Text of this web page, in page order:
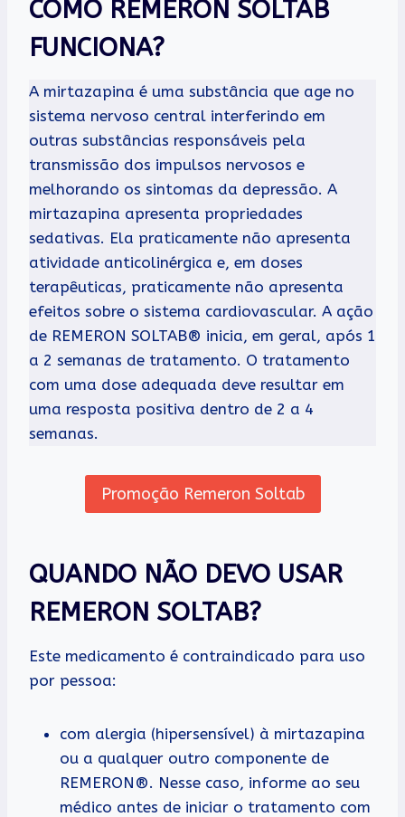
COMO REMERON SOLTAB
FUNCIONA?
A mirtazapina é uma substância que age no
sistema nervoso central interferindo em
outras substâncias responsáveis pela
transmissão dos impulsos nervosos e
melhorando os sintomas da depressão. A
mirtazapina apresenta propriedades
sedativas. Ela praticamente não apresenta
atividade anticolinérgica e, em doses
terapêuticas, praticamente não apresenta
efeitos sobre o sistema cardiovascular. A ação
de REMERON SOLTAB® inicia, em geral, após 1
a 2 semanas de tratamento. O tratamento
com uma dose adequada deve resultar em
uma resposta positiva dentro de 2 a 4
semanas.
Promoção Remeron Soltab
QUANDO NÃO DEVO USAR
REMERON SOLTAB?
Este medicamento é contraindicado para uso
por pessoa:
com alergia (hipersensível) à mirtazapina
ou a qualquer outro componente de
REMERON®. Nesse caso, informe ao seu
médico antes de iniciar o tratamento com